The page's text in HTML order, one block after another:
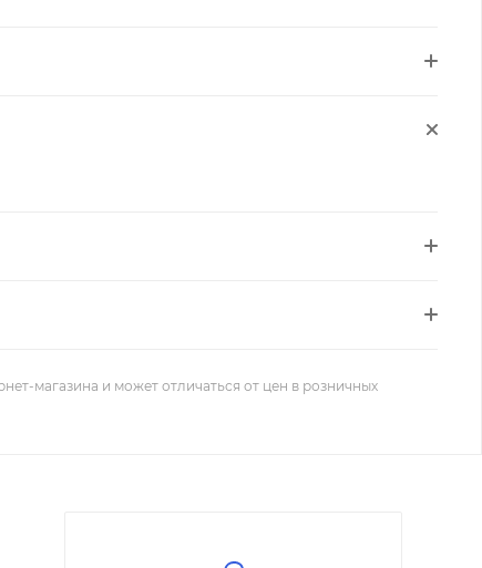
магазина и может отличаться от цен в розничных